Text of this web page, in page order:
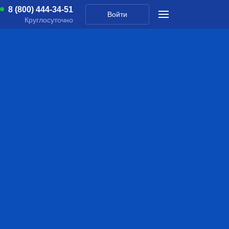
8 (800) 444-34-51
Круглосуточно
Войти